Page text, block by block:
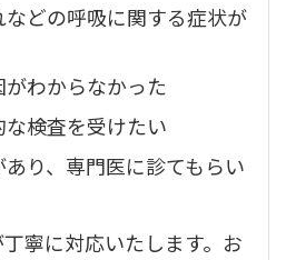
どの呼吸に関する症状が
わからなかった
検査を受けたい
り、専門医に診てもらい
寧に対応いたします。お